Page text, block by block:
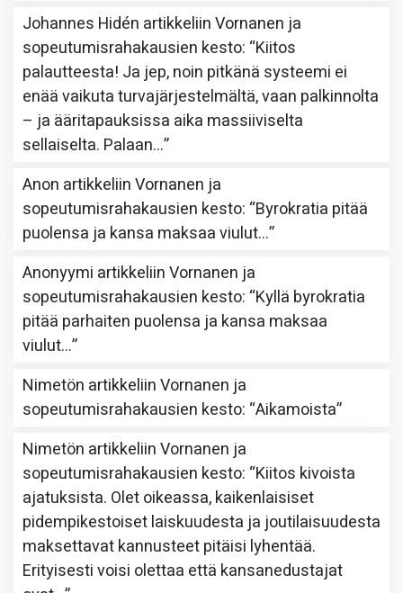
Johannes Hidén artikkeliinVornanen ja
sopeutumisrahakausien kesto: “Kiitos
palautteesta! Ja jep, noin pitkänä systeemi ei
enää vaikuta turvajärjestelmältä, vaan palkinnolta
– ja ääritapauksissa aika massiiviselta
sellaiselta. Palaan…”
Anon artikkeliinVornanen ja
sopeutumisrahakausien kesto: “Byrokratia pitää
puolensa ja kansa maksaa viulut…”
Anonyymi artikkeliinVornanen ja
sopeutumisrahakausien kesto: “Kyllä byrokratia
pitää parhaiten puolensa ja kansa maksaa
viulut…”
Nimetön artikkeliinVornanen ja
sopeutumisrahakausien kesto: “Aikamoista”
Nimetön artikkeliinVornanen ja
sopeutumisrahakausien kesto: “Kiitos kivoista
ajatuksista. Olet oikeassa, kaikenlaisiset
pidempikestoiset laiskuudesta ja joutilaisuudesta
maksettavat kannusteet pitäisi lyhentää.
Erityisesti voisi olettaa että kansanedustajat